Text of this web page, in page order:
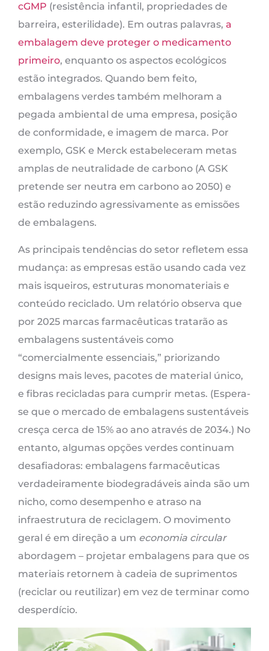
cGMP (resistência infantil, propriedades de
barreira, esterilidade). Em outras palavras, a
embalagem deve proteger o medicamento
primeiro, enquanto os aspectos ecológicos
estão integrados. Quando bem feito,
embalagens verdes também melhoram a
pegada ambiental de uma empresa, posição
de conformidade, e imagem de marca. Por
exemplo, GSK e Merck estabeleceram metas
amplas de neutralidade de carbono (A GSK
pretende ser neutra em carbono ao 2050) e
estão reduzindo agressivamente as emissões
de embalagens.
As principais tendências do setor refletem essa
mudança: as empresas estão usando cada vez
mais isqueiros, estruturas monomateriais e
conteúdo reciclado. Um relatório observa que
por 2025 marcas farmacêuticas tratarão as
embalagens sustentáveis ​​como
“comercialmente essenciais,” priorizando
designs mais leves, pacotes de material único,
e fibras recicladas para cumprir metas. (Espera-
se que o mercado de embalagens sustentáveis ​​
cresça cerca de 15% ao ano através de 2034.) No
entanto, algumas opções verdes continuam
desafiadoras: embalagens farmacêuticas
verdadeiramente biodegradáveis ​​ainda são um
nicho, como desempenho e atraso na
infraestrutura de reciclagem. O movimento
geral é em direção a um economia circular
abordagem – projetar embalagens para que os
materiais retornem à cadeia de suprimentos
(reciclar ou reutilizar) em vez de terminar como
desperdício.